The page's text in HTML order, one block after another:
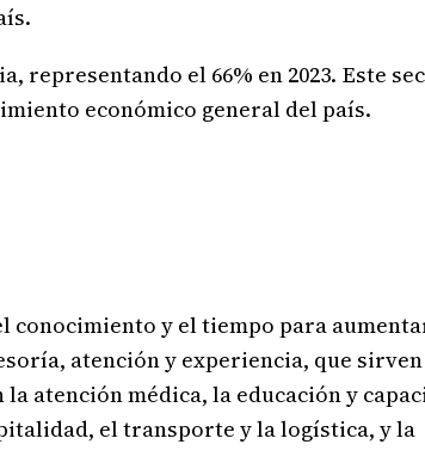
representando el 66% en 2023. Este
económico general del país.
conocimiento y el tiempo para
atención y experiencia, que
atención médica, la educación y
el transporte y la logística, y la